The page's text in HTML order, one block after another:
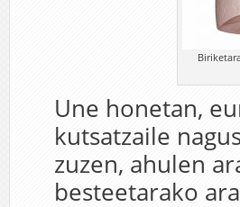
Une honetan,
kutsatzaile
zuzen, ahulen
besteetarako